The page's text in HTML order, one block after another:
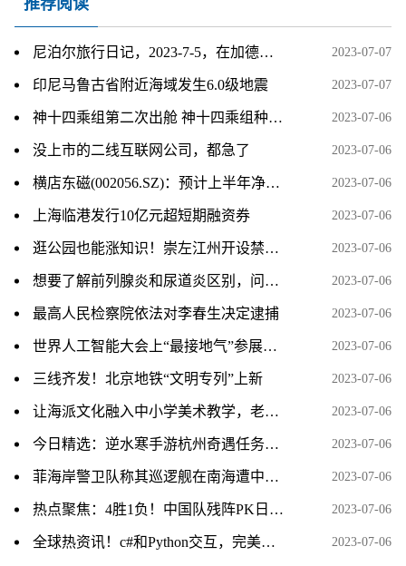
尼泊尔旅行日记，2023-7-5，在加德满都的最后一天 2023-07-07
印尼马鲁古省附近海域发生6.0级地震 2023-07-07
神十四乘组第二次出舱 神十四乘组种的菜被吃了 基本情况讲解 2023-07-06
没上市的二线互联网公司，都急了 2023-07-06
横店东磁(002056.SZ)：预计上半年净利润同比增长48%～58% 2023-07-06
上海临港发行10亿元超短期融资券 2023-07-06
逛公园也能涨知识！崇左江州开设禁毒主题公园 2023-07-06
想要了解前列腺炎和尿道炎区别，问诊可以到江西抚州博大男科医院 2023-07-06
最高人民检察院依法对李春生决定逮捕 2023-07-06
世界人工智能大会上“最接地气”参展商：中西部县域数字就业中心组团亮相 2023-07-06
三线齐发！北京地铁“文明专列”上新 2023-07-06
让海派文化融入中小学美术教学，老师们这样说…… 2023-07-06
今日精选：逆水寒手游杭州奇遇任务视频攻略分享 2023-07-06
菲海岸警卫队称其巡逻舰在南海遭中国海警船“危险阻挠”，外交部回应 天天热讯 2023-07-06
热点聚焦：4胜1负！中国队残阵PK日本全主力，男单爆冷出局、男双全军覆没 2023-07-06
全球热资讯！c#和Python交互，完美解决Python调用OpenCV等第三方库以及分发时需配置python环境的问题 2023-07-06